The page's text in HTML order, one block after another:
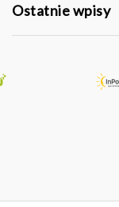
Ostatnie wpisy